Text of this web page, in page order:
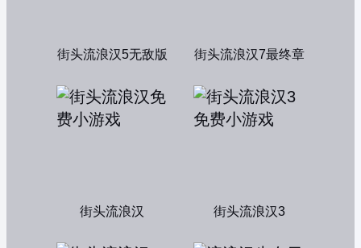
街头流浪汉5无敌版 街头流浪汉7最终章
街头流浪汉 街头流浪汉3